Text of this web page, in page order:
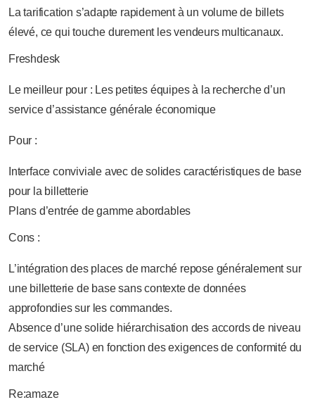
La tarification s’adapte rapidement à un volume de billets
élevé, ce qui touche durement les vendeurs multicanaux.
Freshdesk
Le meilleur pour : Les petites équipes à la recherche d’un
service d’assistance générale économique
Pour :
Interface conviviale avec de solides caractéristiques de base
pour la billetterie
Plans d’entrée de gamme abordables
Cons :
L’intégration des places de marché repose généralement sur
une billetterie de base sans contexte de données
approfondies sur les commandes.
Absence d’une solide hiérarchisation des accords de niveau
de service (SLA) en fonction des exigences de conformité du
marché
Re:amaze